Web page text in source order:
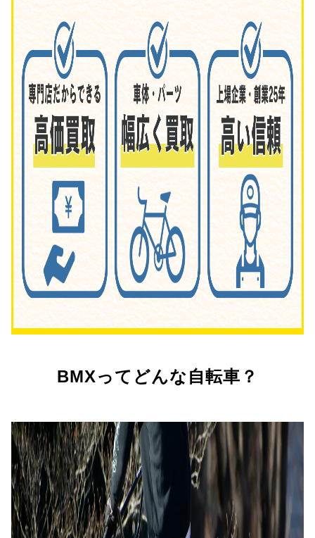
BMXってどんな自転車？